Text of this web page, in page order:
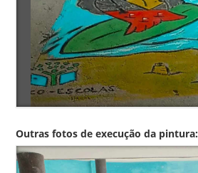
Outras fotos de execução da pintura: